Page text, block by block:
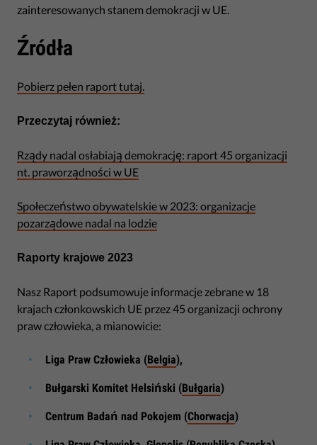
zainteresowanych stanem demokracji w UE.
Źródła
Pobierz pełen raport tutaj.
Przeczytaj również:
Rządy nadal osłabiają demokrację: raport 45 organizacji
nt. praworządności w UE
Społeczeństwo obywatelskie w 2023: organizacje
pozarządowe nadal na lodzie
Raporty krajowe 2023
Nasz Raport podsumowuje informacje zebrane w 18
krajach członkowskich UE przez 45 organizacji ochrony
praw człowieka, a mianowicie:
Liga Praw Człowieka (Belgia),
Bułgarski Komitet Helsiński (Bułgaria)
Centrum Badań nad Pokojem (Chorwacja)